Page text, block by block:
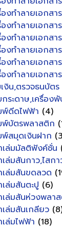
องทำลายเอกสา
องทำลายเอกสา
องทำลายเอกสา
องทำลายเอกสา
องทำลายเอกสา
องทำลายเอกสา
งิน,ตรวจธนบัตร
ระดาษ,เครื่อง
พ์ดีดไฟฟ้า (4)
พ์บัตรพลาสติก
พ์สมุดเงินฝาก
เล่มมัลติฟังค์ชั่น
เล่มสันกาว,ไสก
เล่มสันขดลวด
เล่มสันตะปู (6)
เล่มสันห่วงพลา
เล่มสันเกลียว
เล่มไฟฟ้า (18)